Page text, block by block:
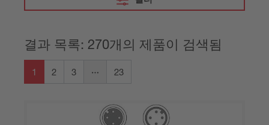
결과 목록: 270개의 제품이 검색됨
1 2 3 23